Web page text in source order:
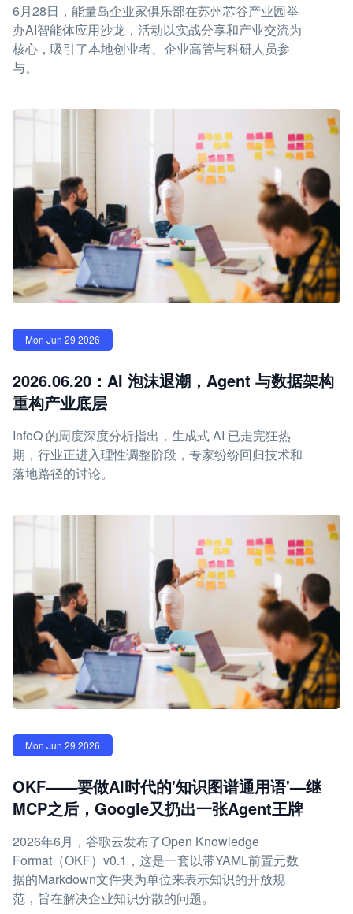
6月28日，能量岛企业家俱乐部在苏州芯谷产业园举
办AI智能体应用沙龙，活动以实战分享和产业交流为
核心，吸引了本地创业者、企业高管与科研人员参
与。
Mon Jun 29 2026
2026.06.20：AI 泡沫退潮，Agent 与数据架构
重构产业底层
InfoQ 的周度深度分析指出，生成式 AI 已走完狂热
期，行业正进入理性调整阶段，专家纷纷回归技术和
落地路径的讨论。
Mon Jun 29 2026
OKF——要做AI时代的'知识图谱通用语'—继
MCP之后，Google又扔出一张Agent王牌
2026年6月，谷歌云发布了Open Knowledge
Format（OKF）v0.1，这是一套以带YAML前置元数
据的Markdown文件夹为单位来表示知识的开放规
范，旨在解决企业知识分散的问题。